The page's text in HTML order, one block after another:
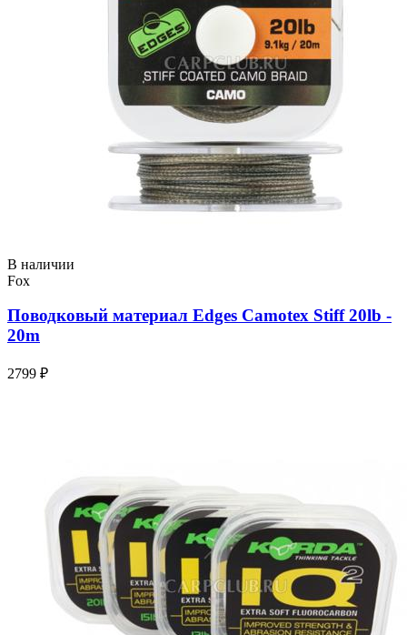
В наличии
Fox
Поводковый материал Edges Camotex Stiff 20lb -
20m
2799 ₽